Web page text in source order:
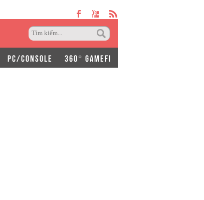
PC/CONSOLE 360° GAMEFI